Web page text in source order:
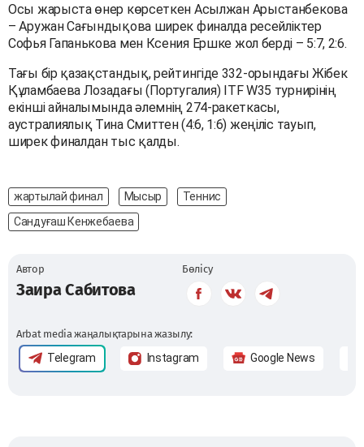
Осы жарыста өнер көрсеткен Асылжан Арыстанбекова
– Аружан Сағындықова ширек финалда ресейліктер
Софья Гапанькова мен Ксения Ершке жол берді – 5:7, 2:6.
Тағы бір қазақстандық, рейтингіде 332-орындағы Жібек
Құламбаева Лозадағы (Португалия) ITF W35 турнирінің
екінші айналымында әлемнің 274-ракеткасы,
аустралиялық Тина Смиттен (4:6, 1:6) жеңіліс тауып,
ширек финалдан тыс қалды.
жартылай финал Мысыр
Теннис
Сандуғаш Кенжебаева
Автор
Заира Сабитова
Бөлісу
Arbat media жаңалықтарына жазылу:
Telegram Instagram Google News